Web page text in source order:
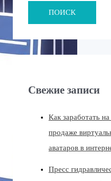
ПОИСК
Свежие записи
Как заработать
продаже
аватаров в
Пресс